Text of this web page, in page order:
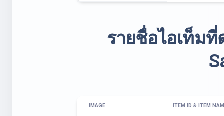
รายชื่อไอเท็ม
IMAGE ITEM ID & ITEM